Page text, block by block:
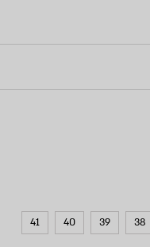
38
39
40
41